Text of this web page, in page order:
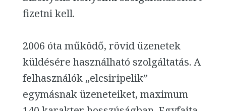
fizetni kell.
2006 óta működő, rövid üzenetek
küldésére használható szolgáltatás. A
felhasználók „elcsiripelik”
egymásnak üzeneteiket, maximum